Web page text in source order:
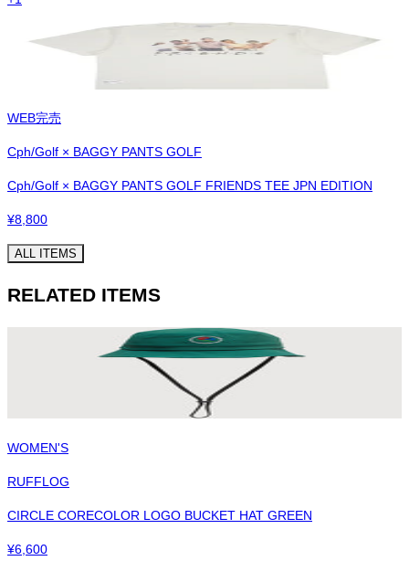
WEB完売
Cph/Golf × BAGGY PANTS GOLF
Cph/Golf × BAGGY PANTS GOLF FRIENDS TEE JPN EDITION
¥8,800
ALL ITEMS
RELATED ITEMS
WOMEN'S
RUFFLOG
CIRCLE CORECOLOR LOGO BUCKET HAT GREEN
¥6,600